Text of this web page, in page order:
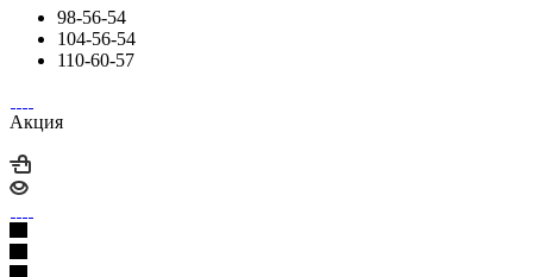
98-56-54
104-56-54
110-60-57
Акция